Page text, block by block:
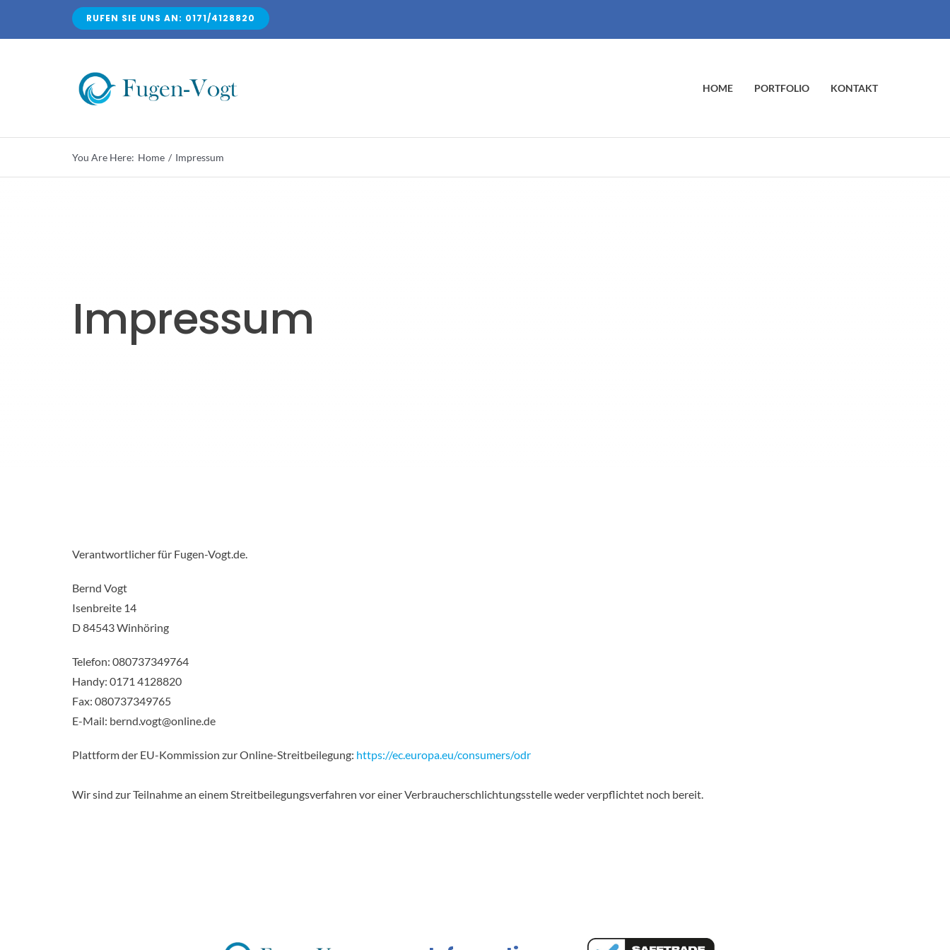
RUFEN SIE UNS AN: 0171/4128820
HOME PORTFOLIO KONTAKT
You Are Here: Home Impressum
Impressum
Verantwortlicher für Fugen-Vogt.de.
Bernd Vogt
Isenbreite 14
D 84543 Winhöring
Telefon: 080737349764
Handy: 0171 4128820
Fax: 080737349765
E-Mail: bernd.vogt@online.de
Plattform der EU-Kommission zur Online-Streitbeilegung: https://ec.europa.eu/consumers/odr
Wir sind zur Teilnahme an einem Streitbeilegungsverfahren vor einer Verbraucherschlichtungsstelle weder verpflichtet noch bereit.